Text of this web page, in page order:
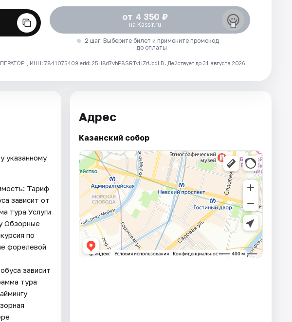
от 4 350 ₽
на Kassir.ru
2 шаг. Выберите билет и примените промокод
до оплаты
ИНН: 7841075409 erid: 25H8d7vbP8SRTvHZrUcdLB. Действует до 31 августа 2026
указанному
Тариф
зависит от
тура Услуги
Обзорные
по
форелевой
зависит
тура
Адрес
Казанский собор